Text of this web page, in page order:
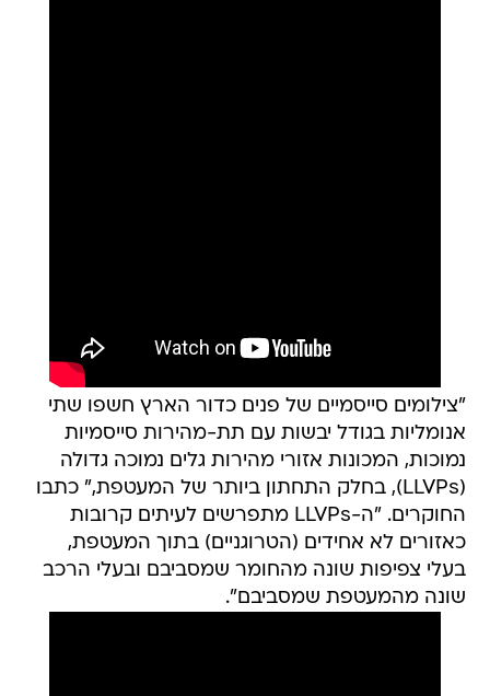
"צילומים סייסמיים של פנים כדור הארץ חשפו שתי
אנומליות בגודל יבשות עם תת-מהירות סייסמיות
נמוכות, המכונות אזורי מהירות גלים נמוכה גדולה
(LLVPs), בחלק התחתון ביותר של המעטפת," כתבו
החוקרים. "ה-LLVPs מתפרשים לעיתים קרובות
כאזורים לא אחידים (הטרוגניים) בתוך המעטפת,
בעלי צפיפות שונה מהחומר שמסביבם ובעלי הרכב
שונה מהמעטפת שמסביבם".